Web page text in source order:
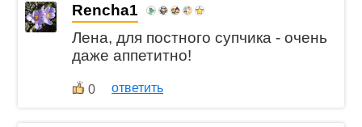
Rencha1
Лена, для постного супчика - очень
даже аппетитно!
0 ответить